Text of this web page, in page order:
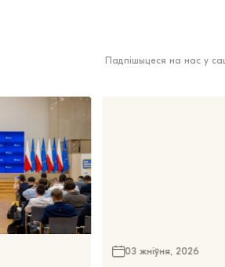
Падпішыцеся на нас у
03 жніўня, 2026